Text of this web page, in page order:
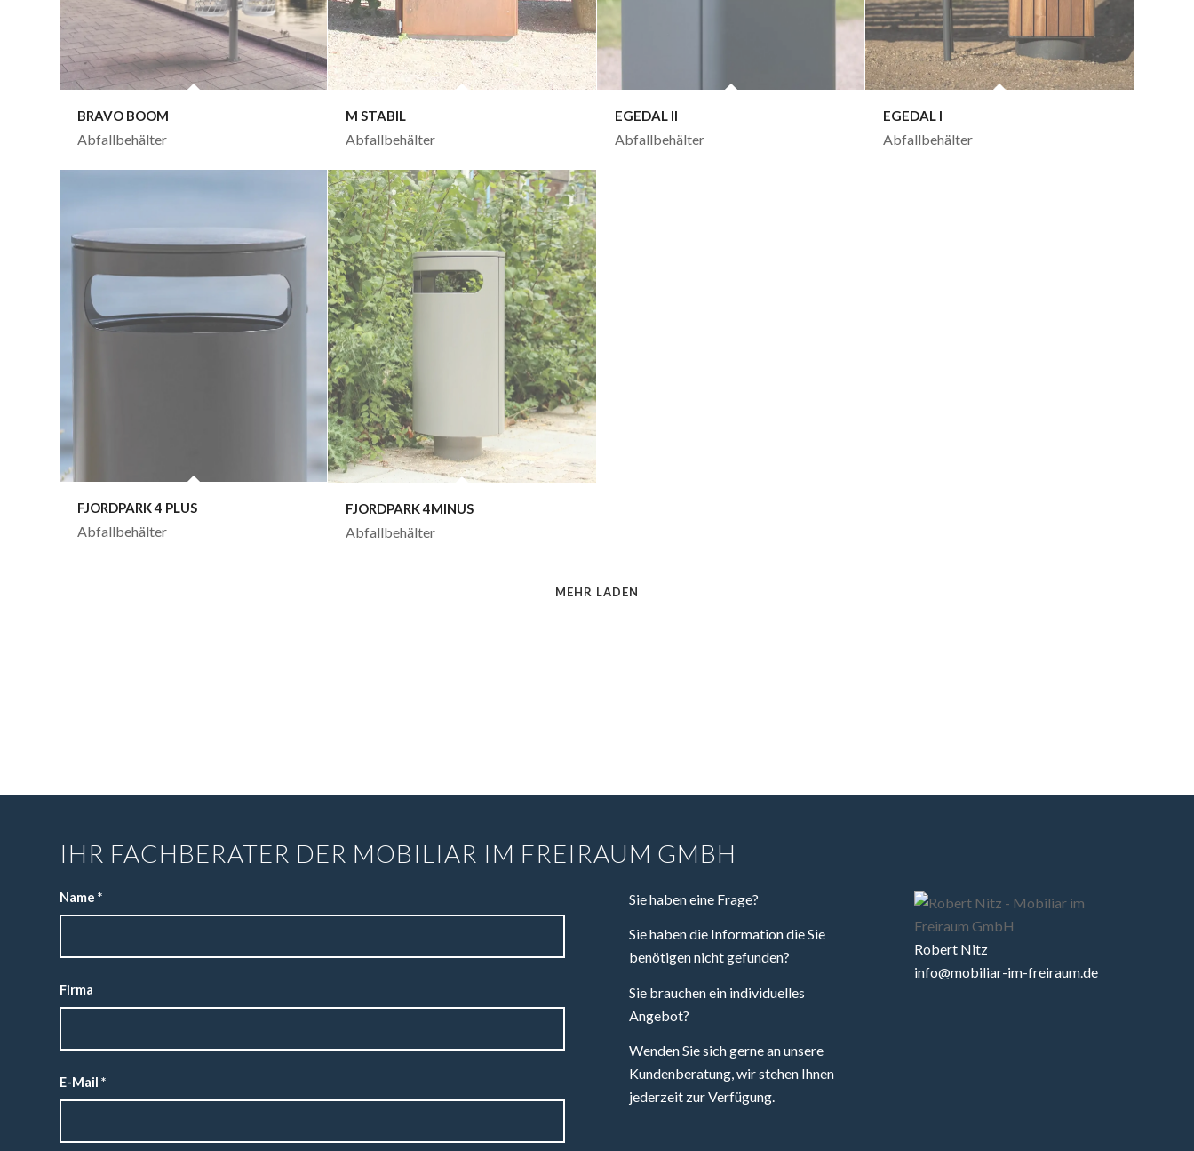
BRAVO BOOM
Abfallbehälter
M STABIL
Abfallbehälter
EGEDAL II
Abfallbehälter
EGEDAL I
Abfallbehälter
FJORDPARK 4 PLUS
Abfallbehälter
FJORDPARK 4MINUS
Abfallbehälter
MEHR LADEN
IHR FACHBERATER DER MOBILIAR IM FREIRAUM GMBH
Name *
Firma
E-Mail *
Sie haben eine Frage?
Sie haben die Information die Sie
benötigen nicht gefunden?
Sie brauchen ein individuelles
Angebot?
Wenden Sie sich gerne an unsere
Kundenberatung, wir stehen Ihnen
jederzeit zur Verfügung.
Robert Nitz
info@mobiliar-im-freiraum.de